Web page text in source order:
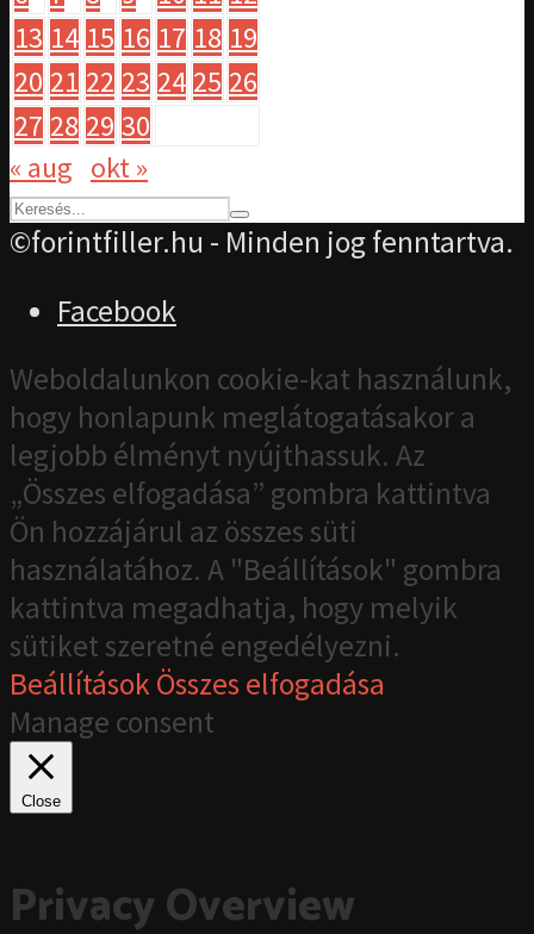
13 14 15 16 17 18 19
20 21 22 23 24 25 26
27 28 29 30
« aug okt »
©forintfiller.hu - Minden jog fenntartva.
Facebook
Weboldalunkon cookie-kat használunk,
hogy honlapunk meglátogatásakor a
legjobb élményt nyújthassuk. Az
„Összes elfogadása” gombra kattintva
Ön hozzájárul az összes süti
használatához. A "Beállítások" gombra
kattintva megadhatja, hogy melyik
sütiket szeretné engedélyezni.
BeállításokÖsszes elfogadása
Manage consent
Close
Privacy Overview